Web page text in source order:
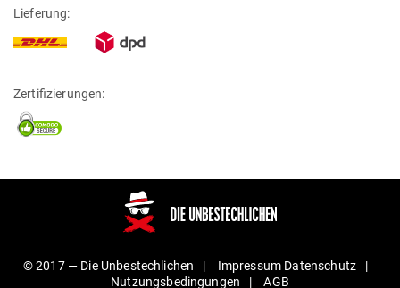
Lieferung:
Zertifizierungen:
© 2017 — Die Unbestechlichen Impressum Daten­schutz
Nut­zungs­be­din­gungen
AGB